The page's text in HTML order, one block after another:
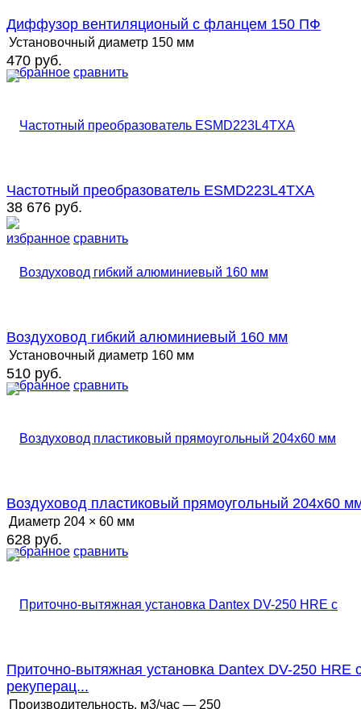
избранное сравнить
Диффузор вентиляционый с фланцем 150 ПФ
Установочный диаметр 150 мм
470 руб.
избранное сравнить
Частотный преобразователь ESMD223L4TXA
38 676 руб.
избранное сравнить
Воздуховод гибкий алюминиевый 160 мм
Установочный диаметр 160 мм
510 руб.
избранное сравнить
Воздуховод пластиковый прямоугольный 204х60
Диаметр 204 × 60 мм
628 руб.
Приточно-вытяжная установка Dantex DV-250 HRE
рекуперац...
Производительность, м3/час — 250